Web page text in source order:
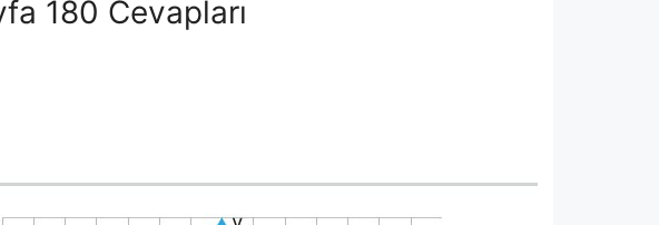
180 Cevapları